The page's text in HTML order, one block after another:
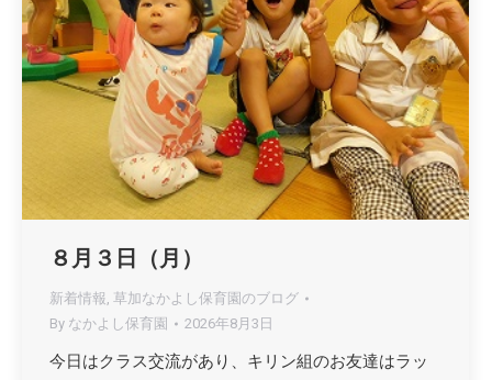
８月３日（月）
新着情報, 草加なかよし保育園のブログ
By なかよし保育園 2026年8月3日
今日はクラス交流があり、キリン組のお友達はラッ